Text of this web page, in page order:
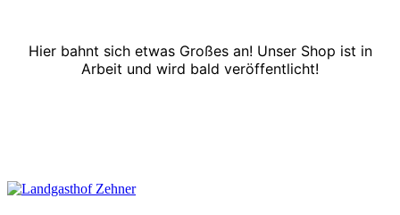
Hier bahnt sich etwas Großes an! Unser Shop ist in
Arbeit und wird bald veröffentlicht!